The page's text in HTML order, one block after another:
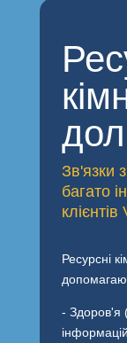
Зв'язки
багато
Ресурсні
- Здоров'я